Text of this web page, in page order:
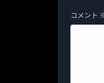
コメント